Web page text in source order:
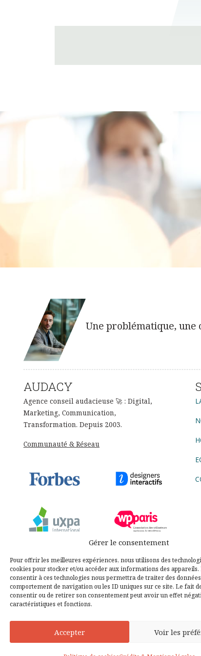
Gérer le consentement
Pour offrir les meilleures expériences, nous utilisons des
cookies pour stocker et/ou accéder aux informations des appareils.
consentir à ces technologies nous permettra de traiter des
comportement de navigation ou les ID uniques sur ce site. Le fait
consentir ou de retirer son consentement peut avoir un effet
caractéristiques et fonctions.
Accepter Voir les
Une problématique, une
AUDACY
Agence conseil audacieuse 🚀 : Digital,
Marketing, Communication,
Transformation. Depuis 2003.
Communauté & Réseau
AGENCE CONSEIL